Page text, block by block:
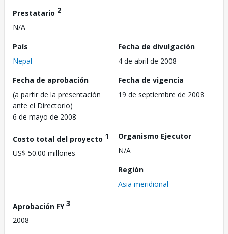
Prestatario 2
N/A
País
Nepal
Fecha de divulgación
4 de abril de 2008
Fecha de aprobación
(a partir de la presentación
ante el Directorio)
6 de mayo de 2008
Fecha de vigencia
19 de septiembre de 2008
Costo total del proyecto 1
US$ 50.00 millones
Organismo Ejecutor
N/A
Región
Asia meridional
Aprobación FY3
2008